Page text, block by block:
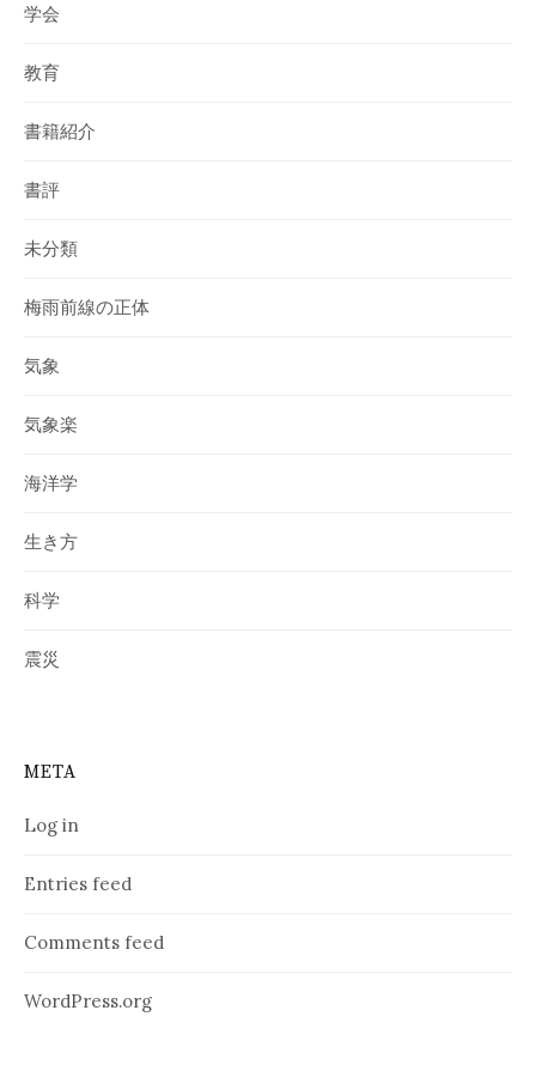
学会
教育
書籍紹介
書評
未分類
梅雨前線の正体
気象
気象楽
海洋学
生き方
科学
震災
META
Log in
Entries feed
Comments feed
WordPress.org